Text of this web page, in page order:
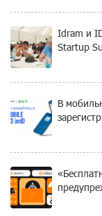
Idram и
Startup
В